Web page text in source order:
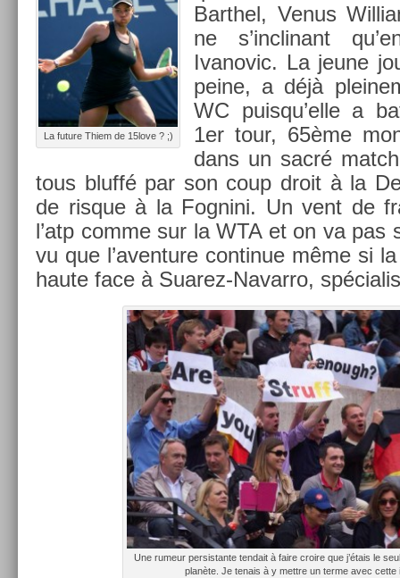
La fu­ture Thiem de 15love ? ;)
Barthel, Venus
ne s’inclinant
Ivanovic. La jeune
peine, a déjà
WC puis­qu’el­le a
1er tour, 65ème
dans un sacré
tous bluffé par son coup droit à la
de ris­que à la Fog­nini. Un vent de
l’atp comme sur la WTA et on va pas
vu que l’aven­ture con­tinue même si
haute face à Suarez-Navarro,
Une rumeur per­sis­tante ten­dait à faire croire que j’étais le
planète. Je tenais à y mettre un terme avec cette